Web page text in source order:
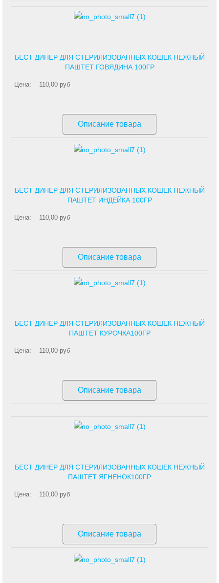
БЕСТ ДИНЕР ДЛЯ СТЕРИЛИЗОВАННЫХ КОШЕК НЕЖНЫЙ
ПАШТЕТ ГОВЯДИНА 100ГР
Цена: 110,00 руб
Описание товара
БЕСТ ДИНЕР ДЛЯ СТЕРИЛИЗОВАННЫХ КОШЕК НЕЖНЫЙ
ПАШТЕТ ИНДЕЙКА 100ГР
Цена: 110,00 руб
Описание товара
БЕСТ ДИНЕР ДЛЯ СТЕРИЛИЗОВАННЫХ КОШЕК НЕЖНЫЙ
ПАШТЕТ КУРОЧКА100ГР
Цена: 110,00 руб
Описание товара
БЕСТ ДИНЕР ДЛЯ СТЕРИЛИЗОВАННЫХ КОШЕК НЕЖНЫЙ
ПАШТЕТ ЯГНЕНОК100ГР
Цена: 110,00 руб
Описание товара